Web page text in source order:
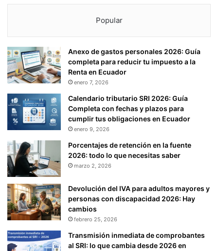
Popular
Anexo de gastos personales 2026: Guía
completa para reducir tu impuesto a la
Renta en Ecuador
enero 7, 2026
Calendario tributario SRI 2026: Guía
Completa con fechas y plazos para
cumplir tus obligaciones en Ecuador
enero 9, 2026
Porcentajes de retención en la fuente
2026: todo lo que necesitas saber
marzo 2, 2026
Devolución del IVA para adultos mayores y
personas con discapacidad 2026: Hay
cambios
febrero 25, 2026
Transmisión inmediata de comprobantes
al SRI: lo que cambia desde 2026 en